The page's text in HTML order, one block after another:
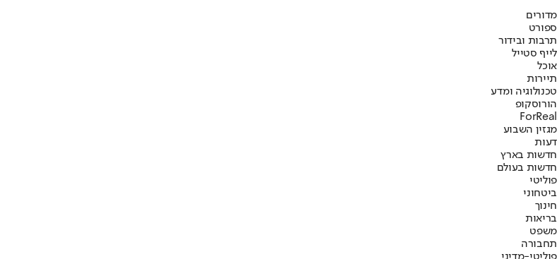
מדורים
ספורט
תרבות ובידור
לייף סטייל
אוכל
תיירות
טכנולוגיה ומדע
הורוסקופ
ForReal
מגזין השבוע
דעות
חדשות בארץ
חדשות בעולם
פוליטי
ביטחוני
חינוך
בריאות
משפט
תחבורה